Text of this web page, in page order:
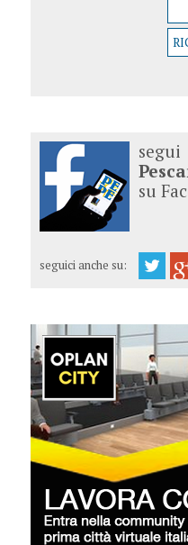
segui
su
seguici anche su: